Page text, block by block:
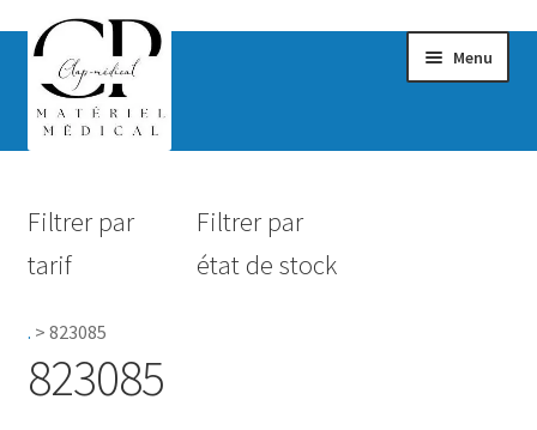
Menu
Hygiène
Filtrer par
tarif
Filtrer par
état de stock
. > 823085
823085